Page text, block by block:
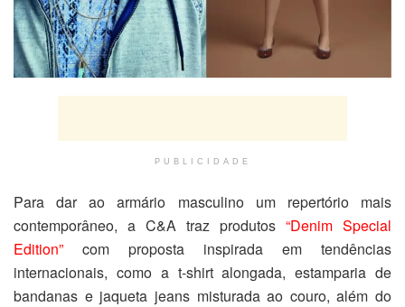
PUBLICIDADE
Para dar ao armário masculino um repertório mais
contemporâneo, a C&A traz produtos “Denim Special
Edition” com proposta inspirada em tendências
internacionais, como a t-shirt alongada, estamparia de
bandanas e jaqueta jeans misturada ao couro, além do